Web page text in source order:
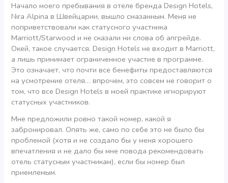
Начало моего пребывания в отеле бренда Design Hotels,
Nira Alpina в Швейцарии, вышло смазанным. Меня не
поприветствовали как статусного участника
Marriott/Starwood и не сказали ни слова об апгрейде.
Окей, такое случается. Design Hotels не входит в Marriott,
а лишь принимает ограниченное участие в программе.
Это означает, что почти все бенефиты предоставляются
на усмотрение отеля… впрочем, это совсем не говорит о
том, что все Design Hotels в моей практике игнорируют
статусных участников.
Мне предложили ровно такой номер, какой я
забронировал. Опять же, само по себе это не было бы
проблемой (хотя и не создало бы у меня хорошего
впечатления и не дало бы мне повода рекомендовать
отель статусным участникам), если бы номер был
приемлемым.